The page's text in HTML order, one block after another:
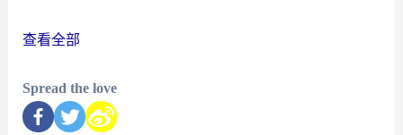
查看全部
Spread the love